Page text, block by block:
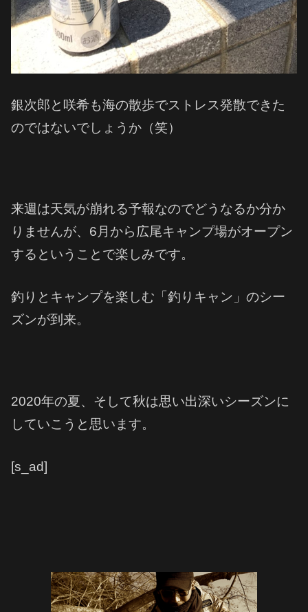
銀次郎と咲希も海の散歩でストレス発散できた
のではないでしょうか（笑）
来週は天気が崩れる予報なのでどうなるか分か
りませんが、6月から広尾キャンプ場がオープン
するということで楽しみです。
釣りとキャンプを楽しむ「釣りキャン」のシー
ズンが到来。
2020年の夏、そして秋は思い出深いシーズンに
していこうと思います。
[s_ad]